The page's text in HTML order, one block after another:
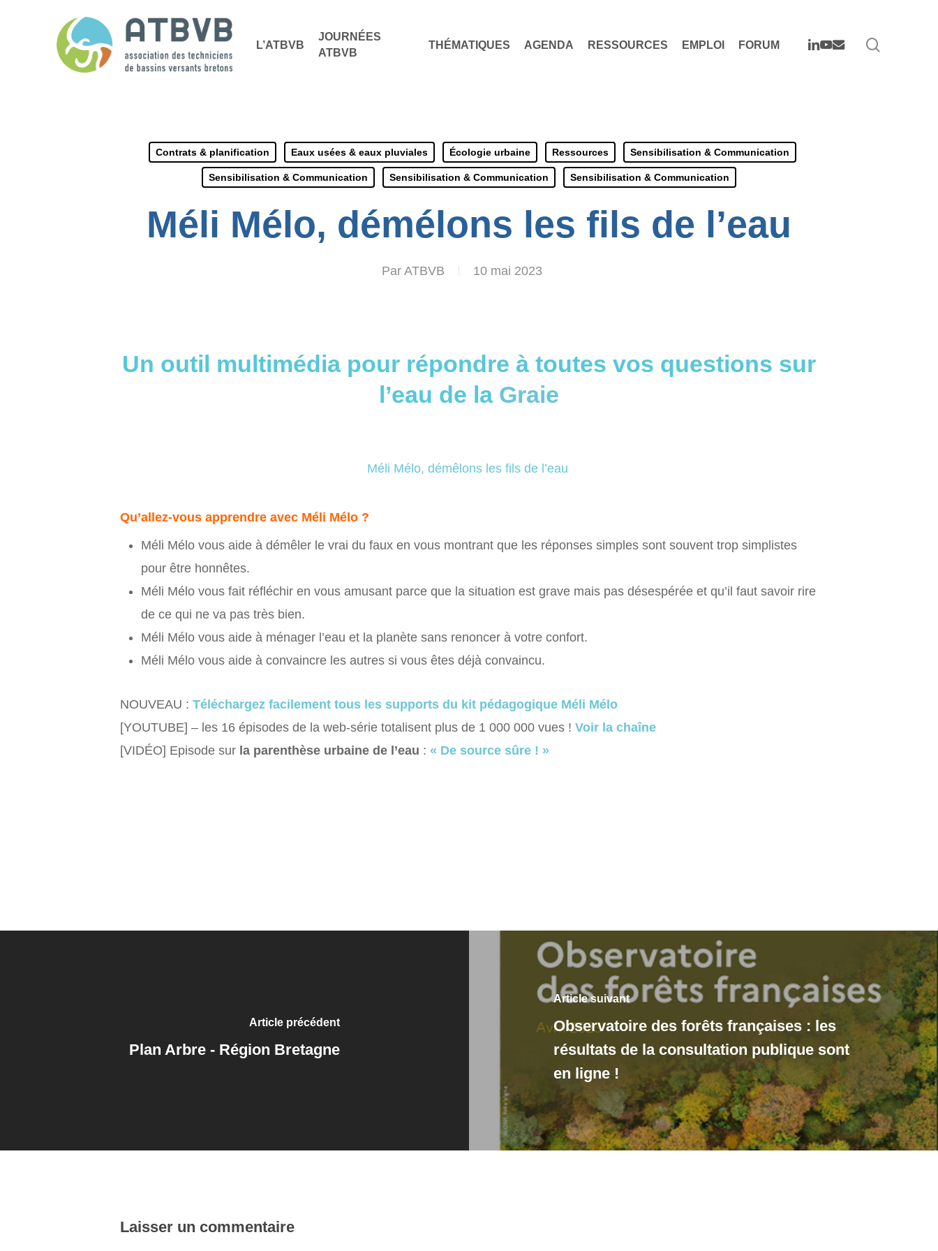
L’ATBVB
JOURNÉES
ATBVB
THÉMATIQUES AGENDA RESSOURCES EMPLOI FORUM LINKEDIN
YOUTUBE
EMAIL
Contrats & planification Eaux usées & eaux pluviales Écologie urbaine Ressources Sensibilisation & Communication
Sensibilisation & Communication Sensibilisation & Communication Sensibilisation & Communication
Méli Mélo, démélons les fils de l’eau
Par ATBVB 10 mai 2023
Un outil multimédia pour répondre à toutes vos questions sur
l’eau de la Graie
Méli Mélo, démêlons les fils de l’eau
Qu’allez-vous apprendre avec Méli Mélo ?
Méli Mélo vous aide à démêler le vrai du faux en vous montrant que les réponses simples sont souvent trop simplistes
pour être honnêtes.
Méli Mélo vous fait réfléchir en vous amusant parce que la situation est grave mais pas désespérée et qu’il faut savoir rire
de ce qui ne va pas très bien.
Méli Mélo vous aide à ménager l’eau et la planète sans renoncer à votre confort.
Méli Mélo vous aide à convaincre les autres si vous êtes déjà convaincu.
NOUVEAU : Téléchargez facilement tous les supports du kit pédagogique Méli Mélo
[YOUTUBE] – les 16 épisodes de la web-série totalisent plus de 1 000 000 vues ! Voir la chaîne
[VIDÉO] Episode sur la parenthèse urbaine de l’eau : « De source sûre ! »
Article précédent
Plan Arbre - Région Bretagne
Article suivant
Observatoire des forêts françaises : les
résultats de la consultation publique sont
en ligne !
Laisser un commentaire